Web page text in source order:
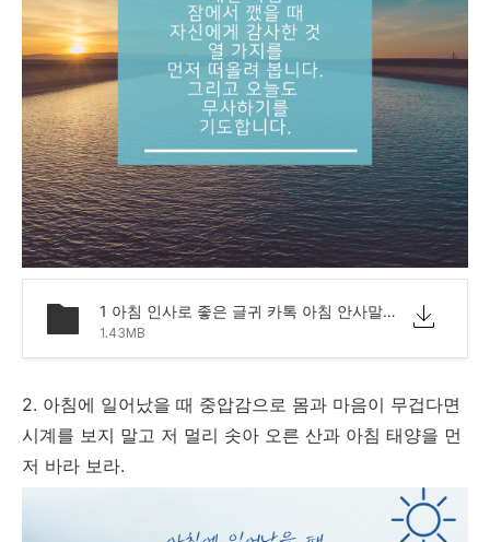
1 아침 인사로 좋은 글귀 카톡 아침 안사말 모음 문구.png
1.43MB
2. 아침에 일어났을 때 중압감으로 몸과 마음이 무겁다면
시계를 보지 말고 저 멀리 솟아 오른 산과 아침 태양을 먼
저 바라 보라.